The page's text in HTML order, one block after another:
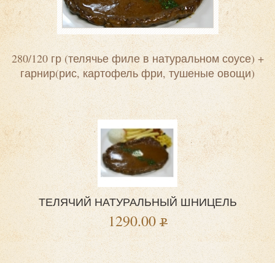
280/120 гр (телячье филе в натуральном соусе) +
гарнир(рис, картофель фри, тушеные овощи)
ТЕЛЯЧИЙ НАТУРАЛЬНЫЙ ШНИЦЕЛЬ
1290.00